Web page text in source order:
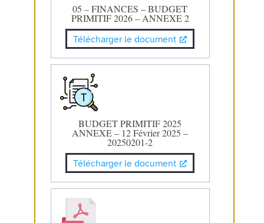
05 – FINANCES – BUDGET
PRIMITIF 2026 – ANNEXE 2
Télécharger le document
BUDGET PRIMITIF 2025
ANNEXE – 12 Février 2025 –
20250201-2
Télécharger le document